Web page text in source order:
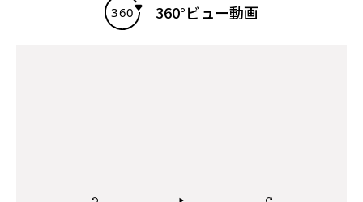
360°ビュー動画